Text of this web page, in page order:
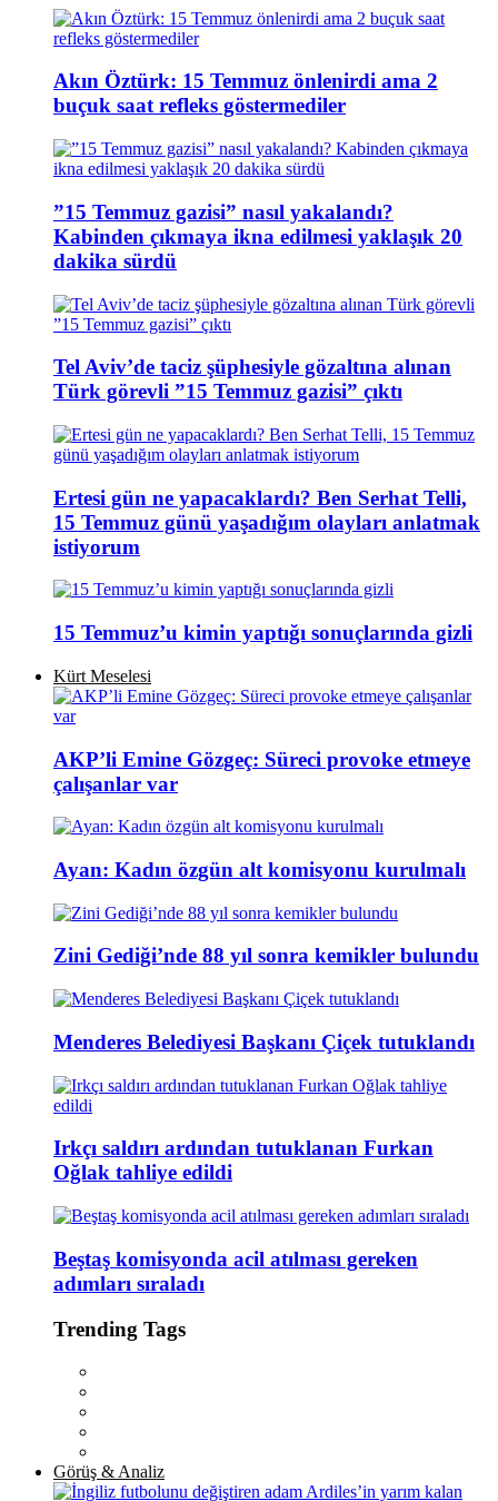
Akın Öztürk: 15 Temmuz önlenirdi ama 2
buçuk saat refleks göstermediler
”15 Temmuz gazisi” nasıl yakalandı?
Kabinden çıkmaya ikna edilmesi yaklaşık 20
dakika sürdü
Tel Aviv’de taciz şüphesiyle gözaltına alınan
Türk görevli ”15 Temmuz gazisi” çıktı
Ertesi gün ne yapacaklardı? Ben Serhat Telli,
15 Temmuz günü yaşadığım olayları anlatmak
istiyorum
15 Temmuz’u kimin yaptığı sonuçlarında gizli
Kürt Meselesi
AKP’li Emine Gözgeç: Süreci provoke etmeye
çalışanlar var
Ayan: Kadın özgün alt komisyonu kurulmalı
Zini Gediği’nde 88 yıl sonra kemikler bulundu
Menderes Belediyesi Başkanı Çiçek tutuklandı
Irkçı saldırı ardından tutuklanan Furkan
Oğlak tahliye edildi
Beştaş komisyonda acil atılması gereken
adımları sıraladı
Trending Tags
Görüş & Analiz